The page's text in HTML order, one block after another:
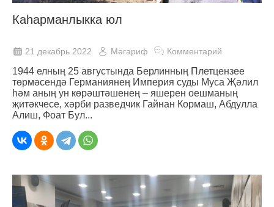
Каһарманлыкка юл
21 декабрь 2022 Мәгариф Комментарий
1944 елның 25 августында Берлинның Плетцензее
төрмәсендә Германиянең Империя суды Муса Җәлил
һәм аның ун көрәштәшенең – яшерен оешманың
җитәкчесе, хәрби разведчик Гайнан Кормаш, Абдулла
Алиш, Фоат Бул...